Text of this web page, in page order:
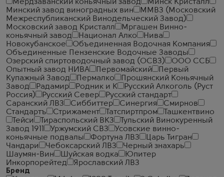
Мердзаванский коньячный завод
Минск Кристалл
Минский завод виноградных вин
ММВЗ (Московский
Межреспубликанский Винодельческий Завод)
Московский завод Кристалл
Мргашен Винно-
коньячный завод
Национал Алко
Нива
Новокубанское
Объединенная Водочная Компания
Объединенные Пензенские Водочные Заводы
Озерский спиртоводочный завод (ОСВЗ)
ООО ССБ
Опытный завод НИВА
Первомайский
Первый
Купажный Завод
Пермалко
Прошянский Коньячный
Завод
Радамир Родник и К
Русский Алкоголь (Руст
Россия)
Русский Север
Русский стандарт
Саранский ЛВЗ
Сиббиттер Синергия
Смирнов
Стандартъ
Стрижамент Татспиртпром
Ташкентвино
Тейси
Тираспольский ВКЗ
Тульский Винокуренный
Завод 1911
Уржумский СВЗ
Усовские винно-
коньячные подвалы
Фортуна ЛВЗ
Царь Тигран
Чандари
Чебоксарский ЛВЗ
Черный знахарь
Шаумян-Вин
Шуйская водка
Юпитер
Инкорпорейтед
Ярославский ЛВЗ
Бренд